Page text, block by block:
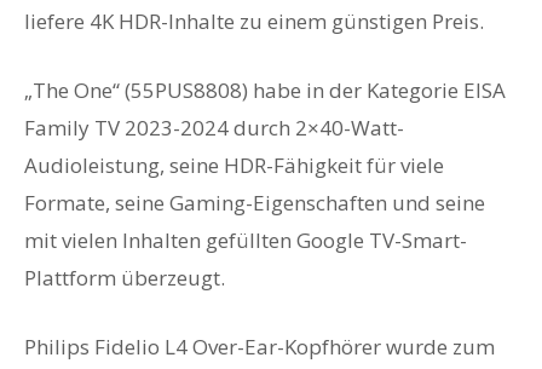
liefere 4K HDR-Inhalte zu einem günstigen Preis.
„The One“ (55PUS8808) habe in der Kategorie EISA
Family TV 2023-2024 durch 2×40-Watt-
Audioleistung, seine HDR-Fähigkeit für viele
Formate, seine Gaming-Eigenschaften und seine
mit vielen Inhalten gefüllten Google TV-Smart-
Plattform überzeugt.
Philips Fidelio L4 Over-Ear-Kopfhörer wurde zum